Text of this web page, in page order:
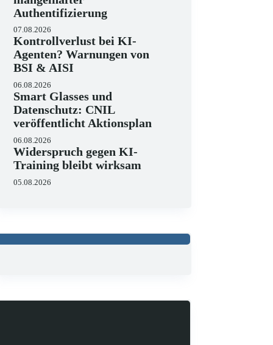
Authentifizierung
07.08.2026
Kontrollverlust bei KI-
Agenten? Warnungen von
BSI & AISI
06.08.2026
Smart Glasses und
Datenschutz: CNIL
veröffentlicht Aktionsplan
06.08.2026
Widerspruch gegen KI-
Training bleibt wirksam
05.08.2026